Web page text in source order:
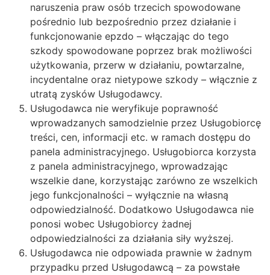
naruszenia praw osób trzecich spowodowane
pośrednio lub bezpośrednio przez działanie i
funkcjonowanie epzdo – włączając do tego
szkody spowodowane poprzez brak możliwości
użytkowania, przerw w działaniu, powtarzalne,
incydentalne oraz nietypowe szkody – włącznie z
utratą zysków Usługodawcy.
Usługodawca nie weryfikuje poprawność
wprowadzanych samodzielnie przez Usługobiorcę
treści, cen, informacji etc. w ramach dostępu do
panela administracyjnego. Usługobiorca korzysta
z panela administracyjnego, wprowadzając
wszelkie dane, korzystając zarówno ze wszelkich
jego funkcjonalności – wyłącznie na własną
odpowiedzialność. Dodatkowo Usługodawca nie
ponosi wobec Usługobiorcy żadnej
odpowiedzialności za działania siły wyższej.
Usługodawca nie odpowiada prawnie w żadnym
przypadku przed Usługodawcą – za powstałe